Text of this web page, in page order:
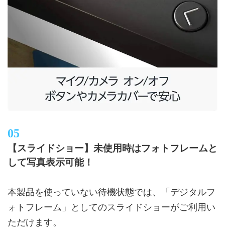
【スライドショー】未使用時はフォトフレームと
して写真表示可能！
本製品を使っていない待機状態では、「デジタルフ
ォトフレーム」としてのスライドショーがご利用い
ただけます。